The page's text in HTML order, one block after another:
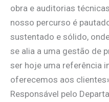
obra e auditorias
nosso percurso é
sustentado e sólido,
se alia a uma gestão de
ser hoje uma referência
oferecemos aos
Responsável pelo